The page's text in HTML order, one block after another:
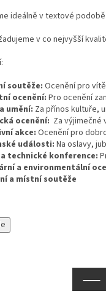
ideálně v textové
v co nejvyšší
soutěže:Ocenění pro
ocenění: Pro ocenění
umění: Za přínos kultuře,
ocenění: Za výjimečné
akce: Ocenění pro
události: Na oslavy,
technické konference:
a environmentální
a místní soutěže